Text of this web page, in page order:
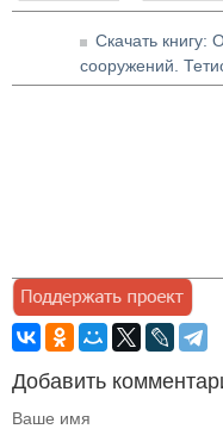
Скачать книгу:
сооружений.
Добавить
Ваше имя